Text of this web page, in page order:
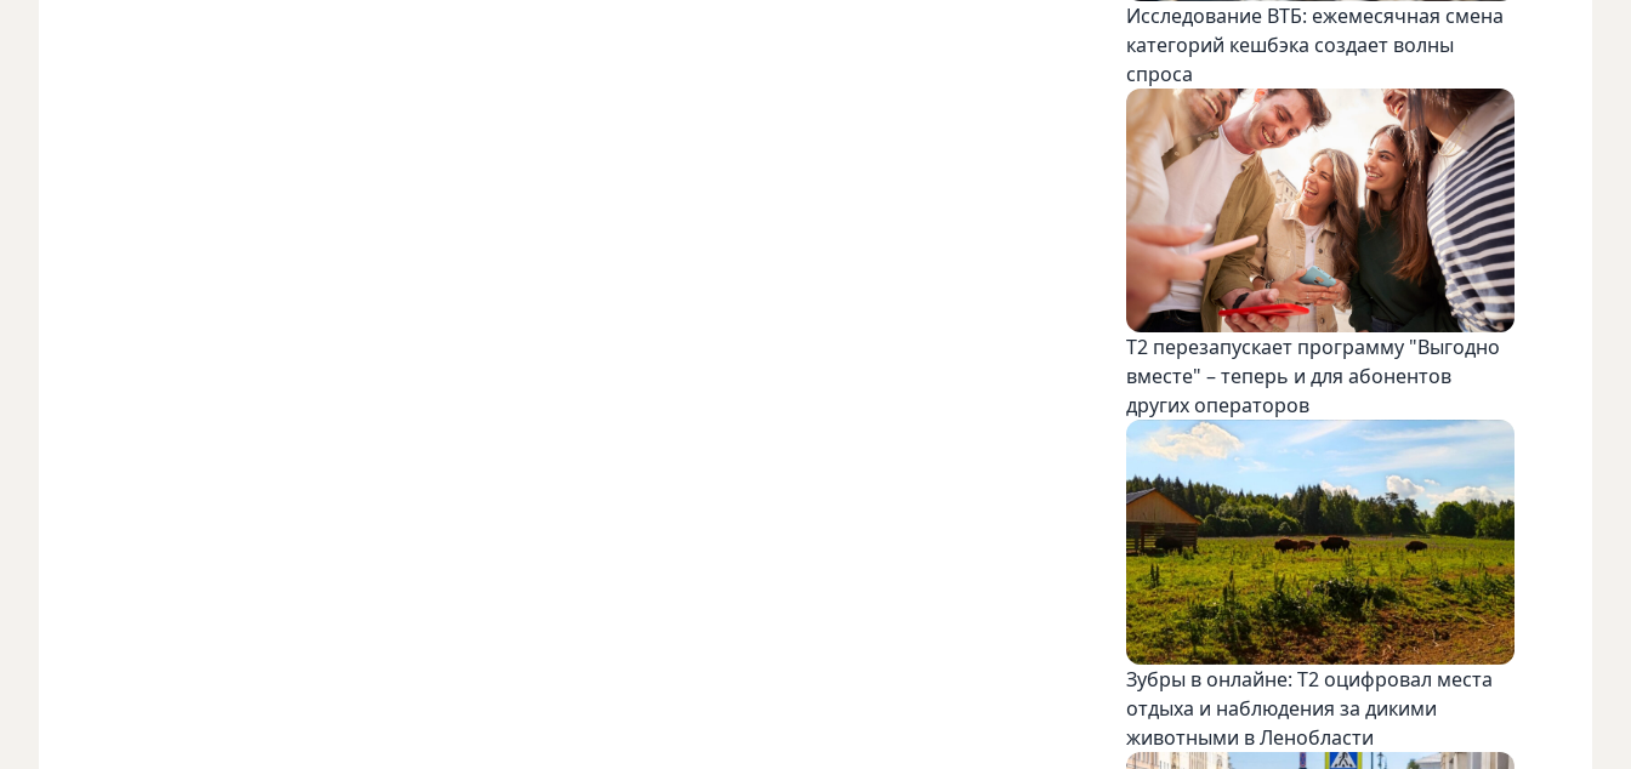
Исследование ВТБ: ежемесячная смена
категорий кешбэка создает волны
спроса
Т2 перезапускает программу "Выгодно
вместе" – теперь и для абонентов
других операторов
Зубры в онлайне: Т2 оцифровал места
отдыха и наблюдения за дикими
животными в Ленобласти